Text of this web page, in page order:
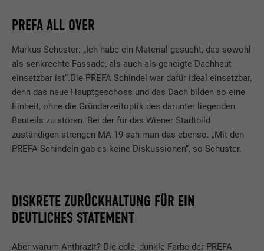
PREFA ALL OVER
Markus Schuster: „Ich habe ein Material gesucht, das sowohl
als senkrechte Fassade, als auch als geneigte Dachhaut
einsetzbar ist“.Die PREFA Schindel war dafür ideal einsetzbar,
denn das neue Hauptgeschoss und das Dach bilden so eine
Einheit, ohne die Gründerzeitoptik des darunter liegenden
Bauteils zu stören. Bei der für das Wiener Stadtbild
zuständigen strengen MA 19 sah man das ebenso. „Mit den
PREFA Schindeln gab es keine Diskussionen“, so Schuster.
DISKRETE ZURÜCKHALTUNG FÜR EIN
DEUTLICHES STATEMENT
Aber warum Anthrazit? Die edle, dunkle Farbe der PREFA